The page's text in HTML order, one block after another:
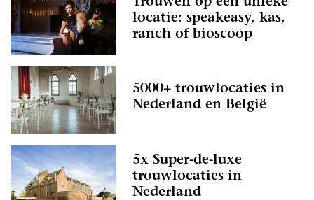
locatie: speakeasy, kas,
ranch of bioscoop
5000+ trouwlocaties in
Nederland en België
5x Super-de-luxe
trouwlocaties in
Nederland